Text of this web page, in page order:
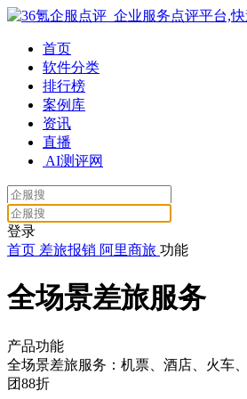
首页
软件分类
排行榜
案例库
资讯
直播
AI测评网
登录
首页 差旅报销 阿里商旅 功能
全场景差旅服务
产品功能
全场景差旅服务：机票、酒店、火车
团88折